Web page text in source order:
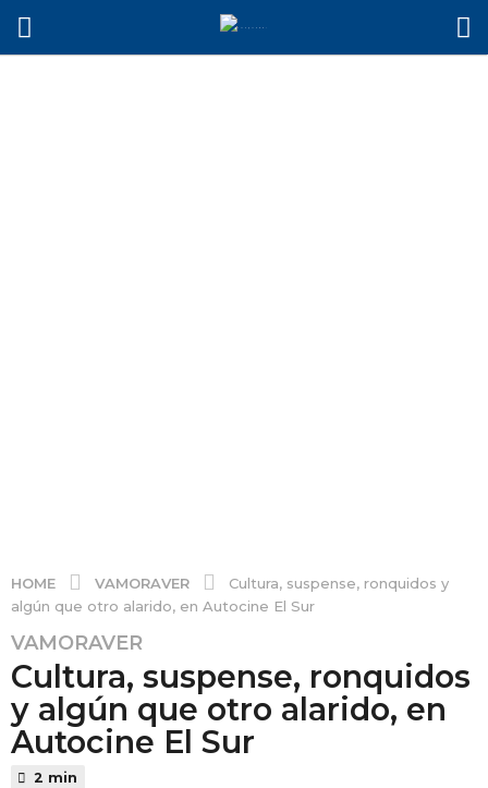
HOME VAMORAVER
Cultura, suspense, ronquidos y
algún que otro alarido, en Autocine El Sur
3
a
ñ
o
s
VAMORAVER
Cultura, suspense, ronquidos
y algún que otro alarido, en
Autocine El Sur
2 min